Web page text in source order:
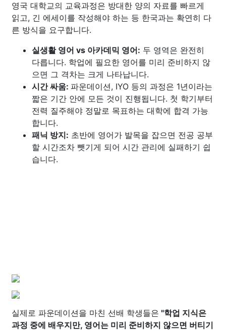
영국 대학교의 교육과정은 방대한 양의 자료를 빠르게
읽고, 긴 에세이를 작성해야 하는 등 한국과는 확연히 다
른 방식을 요구합니다.
실생활 영어 vs 아카데믹 영어: 두 영역은 완전히
다릅니다. 학업에 필요한 영어를 미리 준비하지 않
으면 그 격차는 크게 나타납니다.
시간 싸움: 파운데이션, IYO 등의 과정은 1년이라는
짧은 기간 안에 모든 것이 진행됩니다. 첫 학기부터
전력 질주해야 정말로 목표하는 대학에 합격 가능
합니다.
패닉 방지: 초반에 영어가 발목을 잡으면 전공 공부
할 시간조차 뺏기게 되어 시간 관리에 실패하기 쉽
습니다.
실제로 파운데이션을 마친 선배 학생들은 "학업 지식은
과정 중에 배우지만, 영어는 미리 준비하지 않으면 버티기